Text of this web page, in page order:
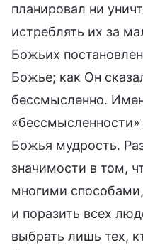
планировал ни
истреблять их за
Божьих
Божье; как Он
бессмысленно.
«бессмысленности»
Божья мудрость.
значимости в том,
многими
и поразить всех
выбрать лишь тех,